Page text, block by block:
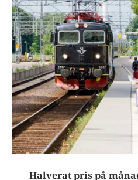
Halverat pris på